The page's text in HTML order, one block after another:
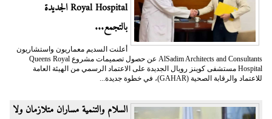
Royal Hospital الجديدة
بالتجمع...
أعلنت السديم معماريون واستشاريون
AlSadim Architects and Consultants عن حصول تصميمات مشروع Queens Royal
Hospital مستشفى كوينز رويال الجديدة على الاعتماد الرسمي من الهيئة العامة
للاعتماد والرقابة الصحية (GAHAR)، في خطوة جديدة...
السلام والتنمية مساران متلازمان ولا